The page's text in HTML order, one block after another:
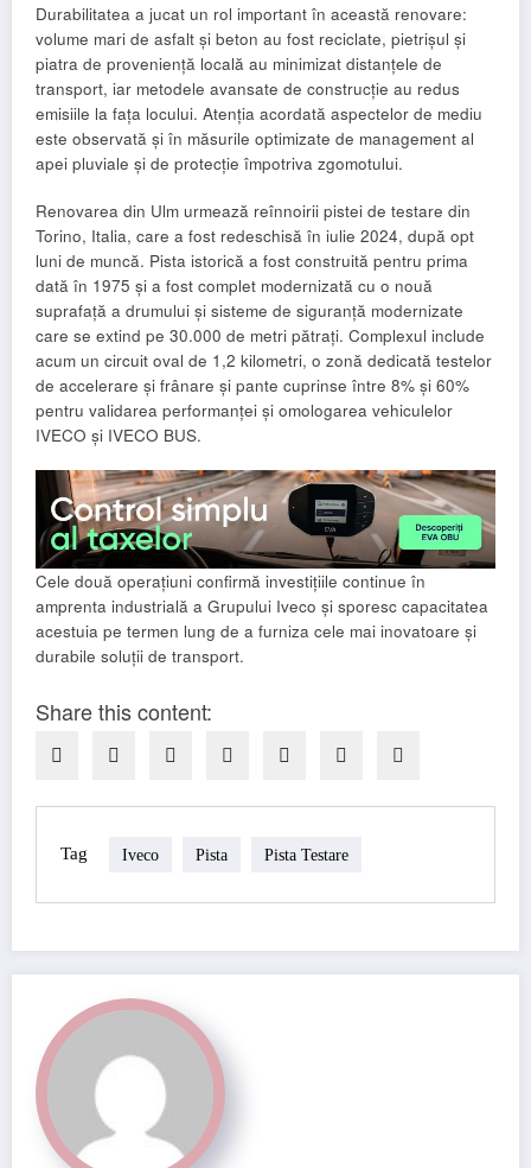
Durabilitatea a jucat un rol important în această renovare:
volume mari de asfalt și beton au fost reciclate, pietrișul și
piatra de proveniență locală au minimizat distanțele de
transport, iar metodele avansate de construcție au redus
emisiile la fața locului. Atenția acordată aspectelor de mediu
este observată și în măsurile optimizate de management al
apei pluviale și de protecție împotriva zgomotului.
Renovarea din Ulm urmează reînnoirii pistei de testare din
Torino, Italia, care a fost redeschisă în iulie 2024, după opt
luni de muncă. Pista istorică a fost construită pentru prima
dată în 1975 și a fost complet modernizată cu o nouă
suprafață a drumului și sisteme de siguranță modernizate
care se extind pe 30.000 de metri pătrați. Complexul include
acum un circuit oval de 1,2 kilometri, o zonă dedicată testelor
de accelerare și frânare și pante cuprinse între 8% și 60%
pentru validarea performanței și omologarea vehiculelor
IVECO și IVECO BUS.
Cele două operațiuni confirmă investițiile continue în
amprenta industrială a Grupului Iveco și sporesc capacitatea
acestuia pe termen lung de a furniza cele mai inovatoare și
durabile soluții de transport.
Share this content:
Tag Iveco Pista Pista Testare